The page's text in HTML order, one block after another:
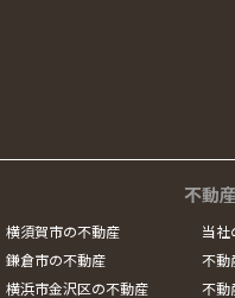
横須賀市の不動産
鎌倉市の不動産
横浜市金沢区の不動産
不動
当社
不動
不動